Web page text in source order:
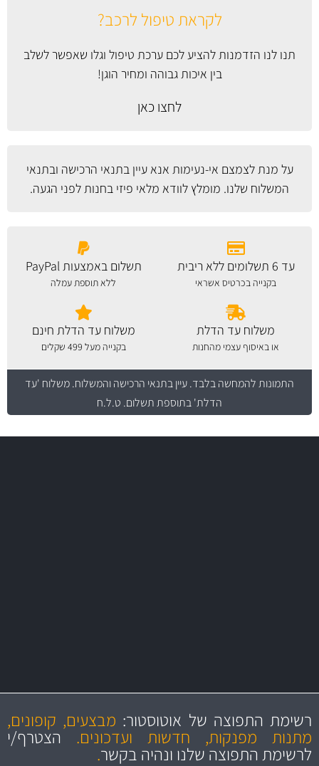
לקראת טיפול לרכב?
תנו לנו הזדמנות להציע לכם ערכת טיפול וגלו שאפשר לשלב
בין איכות גבוהה ומחיר הוגן!
לחצו כאן
על מנת לצמצם אי-נעימות אנא עייןבתנאי הרכישה ובתנאי
המשלוח שלנו. מומלץ לוודא מלאי פיזי בחנות לפני הגעה.
עד 6 תשלומים ללא ריבית
בקנייה בכרטיס אשראי
תשלום באמצעות PayPal
ללא תוספת עמלה
משלוח עד הדלת
או באיסוף עצמי מהחנות
משלוח עד הדלת חינם
בקנייה מעל 499 שקלים
התמונות להמחשה בלבד.עיין בתנאי הרכישה והמשלוח. משלוח 'עד
הדלת' בתוספת תשלום. ט.ל.ח
מקצועיות
ושירות מצויין
מחירים
הוגנים
והיצע מוצרים איכותירשימת התפוצה של אוטוסטור: מבצעים, קופונים,
מתנות מפנקות, חדשות ועדכונים.הצטרף/י
לרשימת התפוצה שלנו ונהיה בקשר.